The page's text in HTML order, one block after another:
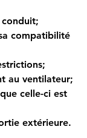
conduit;
compatibilité
au ventilateur;
celle-ci est
extérieure.